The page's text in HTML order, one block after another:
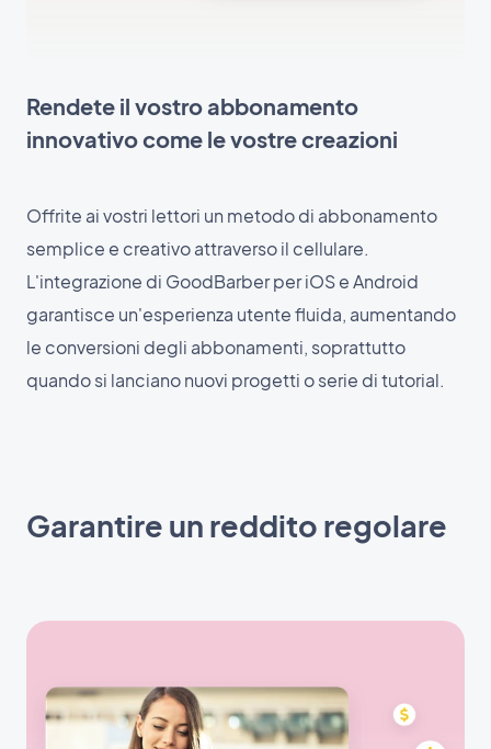
Rendete il vostro abbonamento
innovativo come le vostre creazioni
Offrite ai vostri lettori un metodo di abbonamento
semplice e creativo attraverso il cellulare.
L'integrazione di GoodBarber per iOS e Android
garantisce un'esperienza utente fluida, aumentando
le conversioni degli abbonamenti, soprattutto
quando si lanciano nuovi progetti o serie di tutorial.
Garantire un reddito regolare